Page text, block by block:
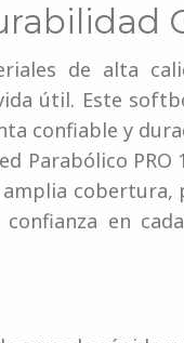
de alta
útil. Este
confiable y
Parabólico
amplia
en